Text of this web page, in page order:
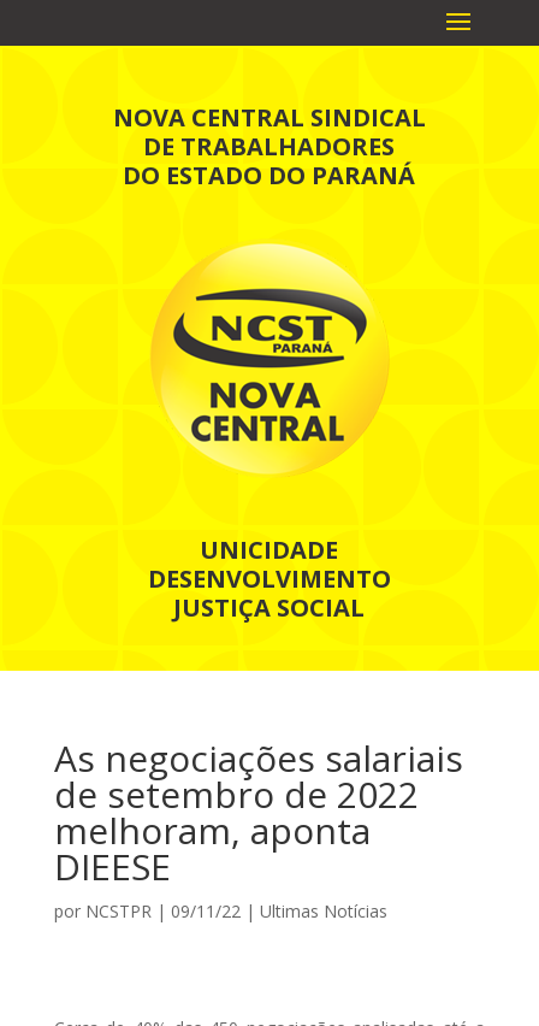
NOVA CENTRAL SINDICAL
DE TRABALHADORES
DO ESTADO DO PARANÁ
UNICIDADE
DESENVOLVIMENTO
JUSTIÇA SOCIAL
As negociações salariais
de setembro de 2022
melhoram, aponta
DIEESE
por NCSTPR| 09/11/22| Ultimas Notícias